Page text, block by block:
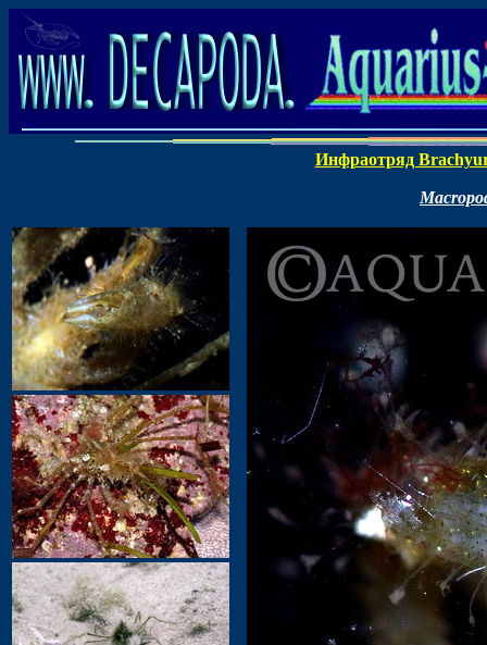
Инфраотряд